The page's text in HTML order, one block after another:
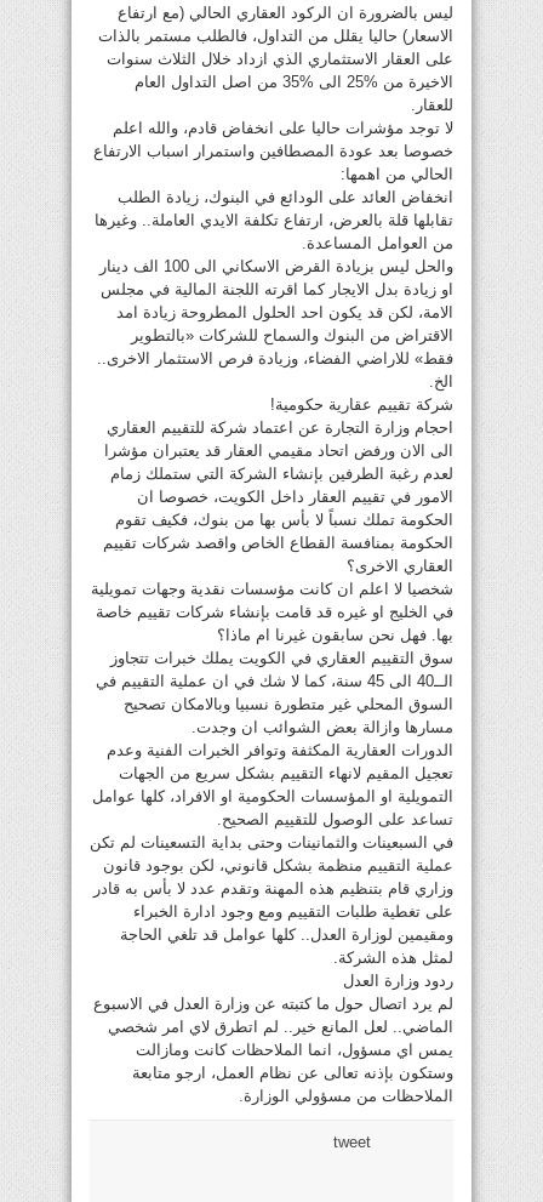
ليس بالضرورة ان الركود العقاري الحالي (مع ارتفاع
الاسعار) حاليا يقلل من التداول، فالطلب مستمر بالذات
على العقار الاستثماري الذي ازداد خلال الثلاث سنوات
الاخيرة من %25 الى %35 من اصل التداول العام
للعقار.
لا توجد مؤشرات حاليا على انخفاض قادم، والله اعلم
خصوصا بعد عودة المصطافين واستمرار اسباب الارتفاع
الحالي من اهمها:
انخفاض العائد على الودائع في البنوك، زيادة الطلب
تقابلها قلة بالعرض، ارتفاع تكلفة الايدي العاملة.. وغيرها
من العوامل المساعدة.
والحل ليس بزيادة القرض الاسكاني الى 100 الف دينار
او زيادة بدل الايجار كما اقرته اللجنة المالية في مجلس
الامة، لكن قد يكون احد الحلول المطروحة زيادة امد
الاقتراض من البنوك والسماح للشركات «بالتطوير
فقط» للاراضي الفضاء، وزيادة فرص الاستثمار الاخرى..
الخ.
شركة تقييم عقارية حكومية!
احجام وزارة التجارة عن اعتماد شركة للتقييم العقاري
الى الان ورفض اتحاد مقيمي العقار قد يعتبران مؤشرا
لعدم رغبة الطرفين بإنشاء الشركة التي ستملك زمام
الامور في تقييم العقار داخل الكويت، خصوصا ان
الحكومة تملك نسباً لا بأس بها من بنوك، فكيف تقوم
الحكومة بمنافسة القطاع الخاص واقصد شركات تقييم
العقاري الاخرى؟
شخصيا لا اعلم ان كانت مؤسسات نقدية وجهات تمويلية
في الخليج او غيره قد قامت بإنشاء شركات تقييم خاصة
بها. فهل نحن سابقون غيرنا ام ماذا؟
سوق التقييم العقاري في الكويت يملك خبرات تتجاوز
الــ40 الى 45 سنة، كما لا شك في ان عملية التقييم في
السوق المحلي غير متطورة نسبيا وبالامكان تصحيح
مسارها وازالة بعض الشوائب ان وجدت.
الدورات العقارية المكثفة وتوافر الخبرات الفنية وعدم
تعجيل المقيم لانهاء التقييم بشكل سريع من الجهات
التمويلية او المؤسسات الحكومية او الافراد، كلها عوامل
تساعد على الوصول للتقييم الصحيح.
في السبعينات والثمانينات وحتى بداية التسعينات لم تكن
عملية التقييم منظمة بشكل قانوني، لكن بوجود قانون
وزاري قام بتنظيم هذه المهنة وتقدم عدد لا بأس به قادر
على تغطية طلبات التقييم ومع وجود ادارة الخبراء
ومقيمين لوزارة العدل.. كلها عوامل قد تلغي الحاجة
لمثل هذه الشركة.
ردود وزارة العدل
لم يرد اتصال حول ما كتبته عن وزارة العدل في الاسبوع
الماضي.. لعل المانع خير.. لم اتطرق لاي امر شخصي
يمس اي مسؤول، انما الملاحظات كانت ومازالت
وستكون بإذنه تعالى عن نظام العمل، ارجو متابعة
الملاحظات من مسؤولي الوزارة.
tweet